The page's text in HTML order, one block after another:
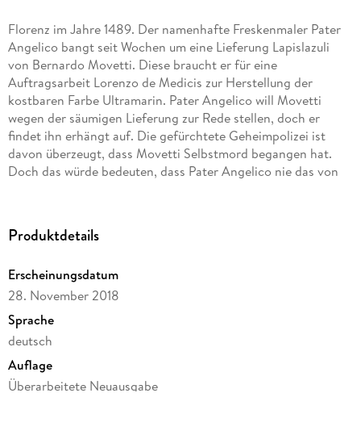
Florenz im Jahre 1489. Der namenhafte Freskenmaler Pater
Angelico bangt seit Wochen um eine Lieferung Lapislazuli
von Bernardo Movetti. Diese braucht er für eine
Auftragsarbeit Lorenzo de Medicis zur Herstellung der
kostbaren Farbe Ultramarin. Pater Angelico will Movetti
wegen der säumigen Lieferung zur Rede stellen, doch er
findet ihn erhängt auf. Die gefürchtete Geheimpolizei ist
davon überzeugt, dass Movetti Selbstmord begangen hat.
Doch das würde bedeuten, dass Pater Angelico nie das von
Lucrezia und schon bald ist sein eigenes Leben bedroht. Der
Produktdetails
Erscheinungsdatum
28. November 2018
Sprache
deutsch
Auflage
Überarbeitete Neuausgabe